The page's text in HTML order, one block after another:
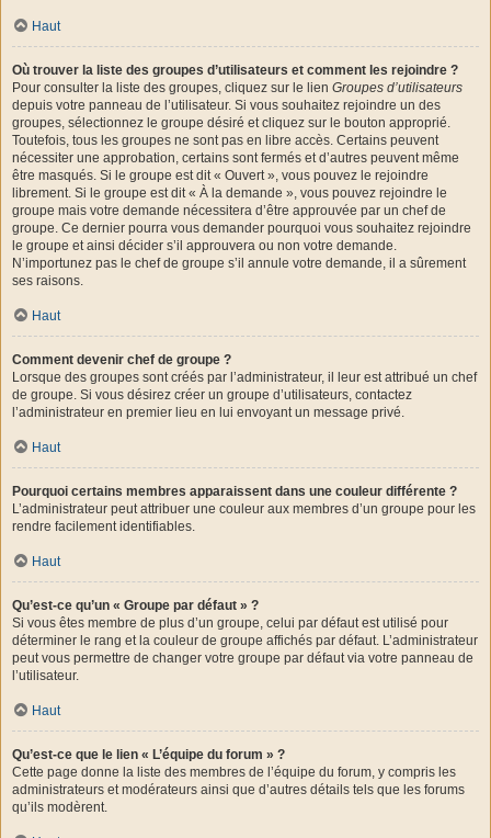
Haut
Où trouver la liste des groupes d’utilisateurs et comment les rejoindre ?
Pour consulter la liste des groupes, cliquez sur le lien Groupes d’utilisateurs
depuis votre panneau de l’utilisateur. Si vous souhaitez rejoindre un des
groupes, sélectionnez le groupe désiré et cliquez sur le bouton approprié.
Toutefois, tous les groupes ne sont pas en libre accès. Certains peuvent
nécessiter une approbation, certains sont fermés et d’autres peuvent même
être masqués. Si le groupe est dit « Ouvert », vous pouvez le rejoindre
librement. Si le groupe est dit « À la demande », vous pouvez rejoindre le
groupe mais votre demande nécessitera d’être approuvée par un chef de
groupe. Ce dernier pourra vous demander pourquoi vous souhaitez rejoindre
le groupe et ainsi décider s’il approuvera ou non votre demande.
N’importunez pas le chef de groupe s’il annule votre demande, il a sûrement
ses raisons.
Haut
Comment devenir chef de groupe ?
Lorsque des groupes sont créés par l’administrateur, il leur est attribué un chef
de groupe. Si vous désirez créer un groupe d’utilisateurs, contactez
l’administrateur en premier lieu en lui envoyant un message privé.
Haut
Pourquoi certains membres apparaissent dans une couleur différente ?
L’administrateur peut attribuer une couleur aux membres d’un groupe pour les
rendre facilement identifiables.
Haut
Qu’est-ce qu’un « Groupe par défaut » ?
Si vous êtes membre de plus d’un groupe, celui par défaut est utilisé pour
déterminer le rang et la couleur de groupe affichés par défaut. L’administrateur
peut vous permettre de changer votre groupe par défaut via votre panneau de
l’utilisateur.
Haut
Qu’est-ce que le lien « L’équipe du forum » ?
Cette page donne la liste des membres de l’équipe du forum, y compris les
administrateurs et modérateurs ainsi que d’autres détails tels que les forums
qu’ils modèrent.